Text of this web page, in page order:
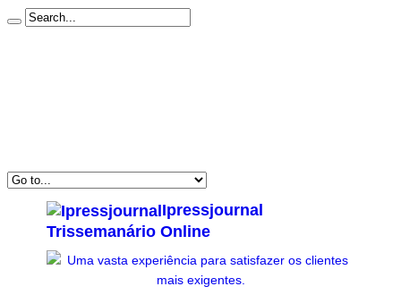
Ipressjournal
Trissemanário Online